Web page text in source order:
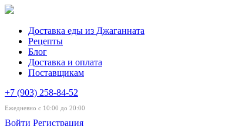
Доставка еды из Джаганната
Рецепты
Блог
Доставка и оплата
Поставщикам
+7 (903) 258-84-52
Ежедневно с 10:00 до 20:00
Войти Регистрация